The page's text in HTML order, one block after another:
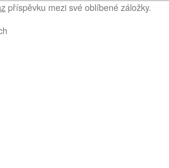
příspěvku mezi své oblíbené záložky.